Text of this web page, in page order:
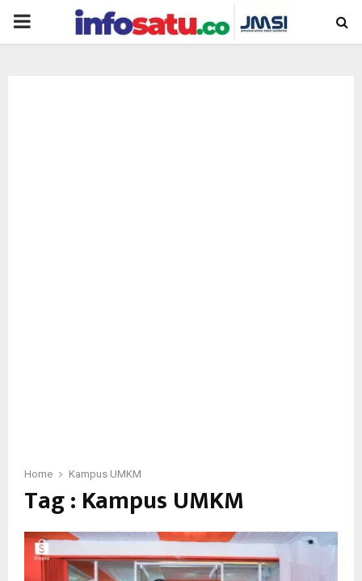
PRIMARY
Home Kampus UMKM
Tag : Kampus UMKM